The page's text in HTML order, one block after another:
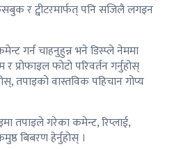
र ट्वीटरमार्फत् पनि सजिलै लगइन
गर्न चाहनुहुन्न भने डिस्प्ले नेममा
प्रोफाइल फोटो परिवर्तन गर्नुहोस्
तपाइको वास्तविक पहिचान गोप्य
तपाइले गरेका कमेन्ट, रिप्लाई,
बिबरण हेर्नुहोस् ।